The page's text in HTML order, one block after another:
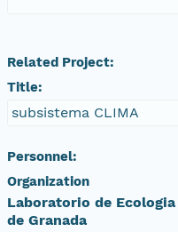
Related Project:
Title:
subsistema CLIMA
Personnel:
Organization
Laboratorio de
de Granada